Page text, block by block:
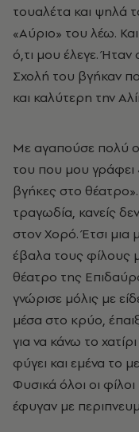
τουαλέτα και ψηλά
«Αύριο» του λέω.
ό,τι μου έλεγε.
Σχολή του βγήκαν
και καλύτερη την
Με αγαπούσε πολύ
του που μου γράφει
βγήκες στο
τραγωδία, κανείς
στον Χορό. Έτσι μια
έβαλα τους φίλους
θέατρο της
γνώρισε μόλις με
μέσα στο κρύο,
για να κάνω το
φύγει και εμένα το
Φυσικά όλοι οι
έφυγαν με